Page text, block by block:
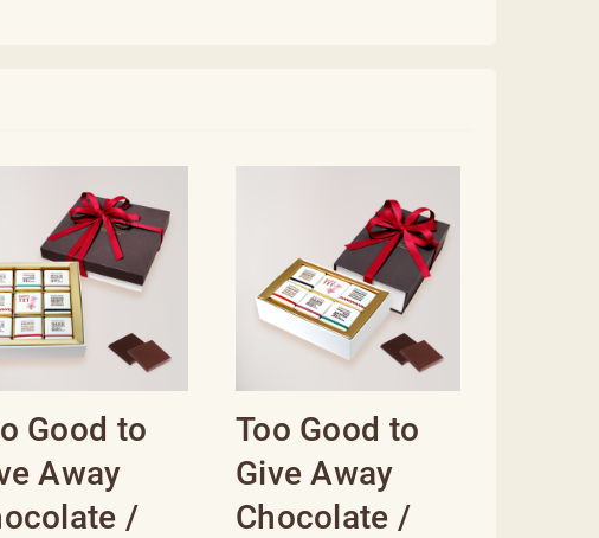
Good to
Away
/
Too Good to
Give Away
Chocolate /